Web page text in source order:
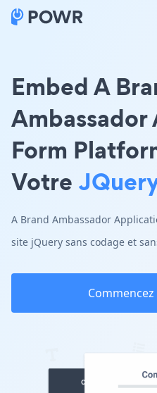
Embed A
Form
Votre
A Brand Ambassador
site jQuery sans codage et